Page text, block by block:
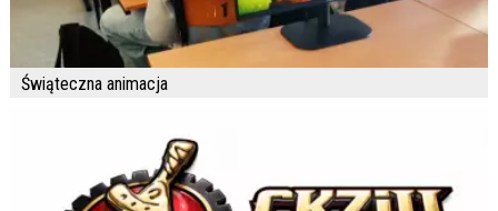
Świąteczna animacja